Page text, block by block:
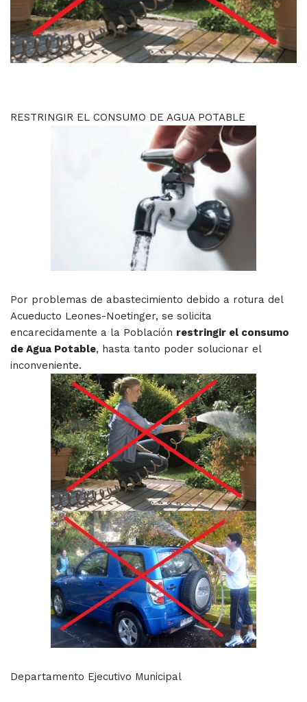
RESTRINGIR EL CONSUMO DE AGUA POTABLE
Por problemas de abastecimiento debido a rotura del
Acueducto Leones-Noetinger, se solicita
encarecidamente a la Población restringir el consumo
de Agua Potable, hasta tanto poder solucionar el
inconveniente.
Departamento Ejecutivo Municipal